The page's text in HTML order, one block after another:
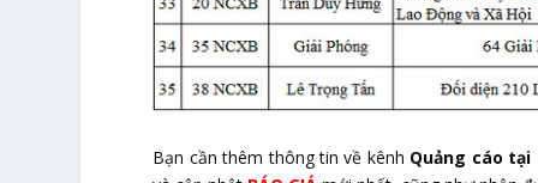
Bạn cần thêm thông tin về kênh Quảng cáo